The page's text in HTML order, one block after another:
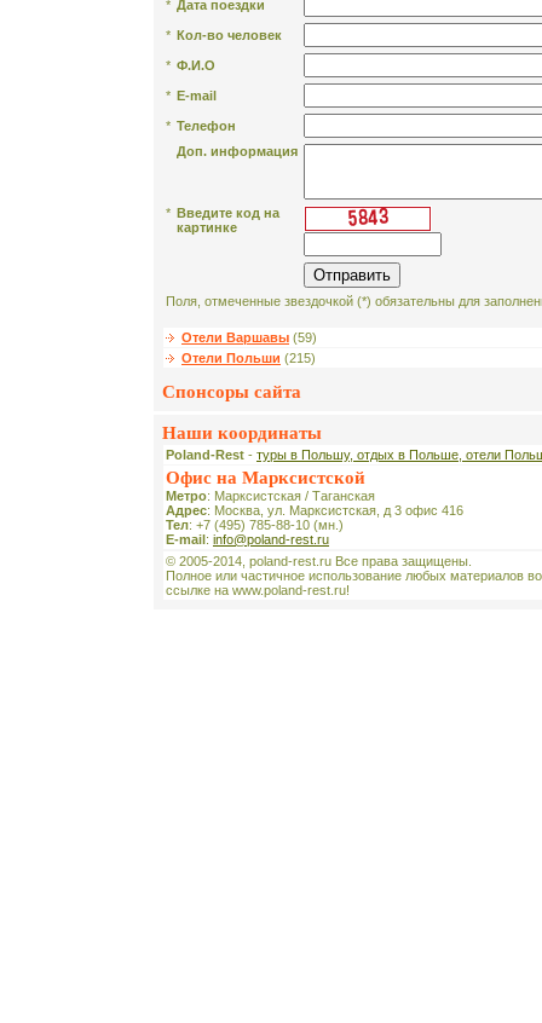
* Дата поездки
* Кол-во человек
* Ф.И.О
* E-mail
* Телефон
Доп. информация
* Введите код на
картинке
Поля, отмеченные звездочкой (*) обязательны для
Отели Варшавы (59)
Отели Польши (215)
Спонсоры сайта
Наши координаты
Poland-Rest - туры в Польшу, отдых в Польше, отели
Офис на Марксистской
Метро: Марксистская / Таганская
Адрес: Москва, ул. Марксистская, д 3 офис 416
Тел: +7 (495) 785-88-10 (мн.)
E-mail: info@poland-rest.ru
© 2005-2014, poland-rest.ru Все права защищены.
Полное или частичное использование любых материалов
ссылке на www.poland-rest.ru!